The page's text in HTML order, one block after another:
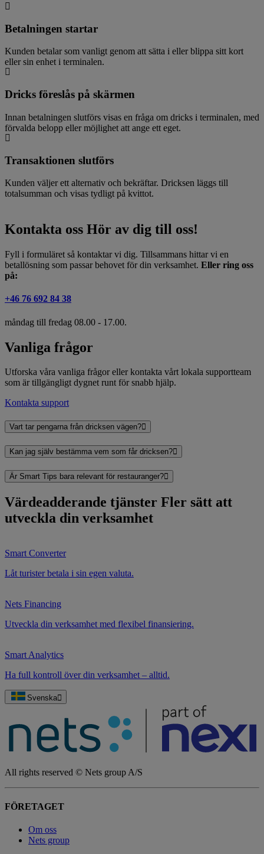
Betalningen startar
Kunden betalar som vanligt genom att sätta i eller blippa sitt kort
eller sin enhet i terminalen.
Dricks föreslås på skärmen
Innan betalningen slutförs visas en fråga om dricks i terminalen, med
förvalda belopp eller möjlighet att ange ett eget.
Transaktionen slutförs
Kunden väljer ett alternativ och bekräftar. Dricksen läggs till
totalsumman och visas tydligt på kvittot.
Kontakta oss Hör av dig till oss!
Fyll i formuläret så kontaktar vi dig. Tillsammans hittar vi en
betallösning som passar behovet för din verksamhet. Eller ring oss
på:
+46 76 692 84 38
måndag till fredag 08.00 - 17.00.
Vanliga frågor
Utforska våra vanliga frågor eller kontakta vårt lokala supportteam
som är tillgängligt dygnet runt för snabb hjälp.
Kontakta support
Vart tar pengarna från dricksen vägen?
Kan jag själv bestämma vem som får dricksen?
Är Smart Tips bara relevant för restauranger?
Värdeadderande tjänster Fler sätt att
utveckla din verksamhet
Smart Converter
Låt turister betala i sin egen valuta.
Nets Financing
Utveckla din verksamhet med flexibel finansiering.
Smart Analytics
Ha full kontroll över din verksamhet – alltid.
Svenska
All rights reserved © Nets group A/S
FÖRETAGET
Om oss
Nets group